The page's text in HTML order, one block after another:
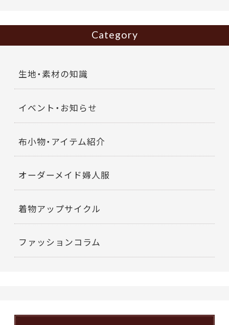
Category
生地・素材の知識
イベント・お知らせ
布小物・アイテム紹介
オーダーメイド婦人服
着物アップサイクル
ファッションコラム